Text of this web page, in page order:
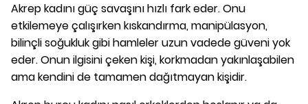
Akrep kadını güç savaşını hızlı fark eder. Onu
etkilemeye çalışırken kıskandırma, manipülasyon,
bilinçli soğukluk gibi hamleler uzun vadede güveni yok
eder. Onun ilgisini çeken kişi, korkmadan yakınlaşabilen
ama kendini de tamamen dağıtmayan kişidir.